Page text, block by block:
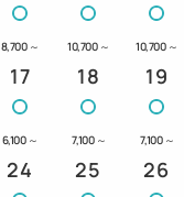
8,700 ～ 10,700 ～ 10,700 ～
17
6,100 ～
18
7,100 ～
19
7,100 ～
24 25 26